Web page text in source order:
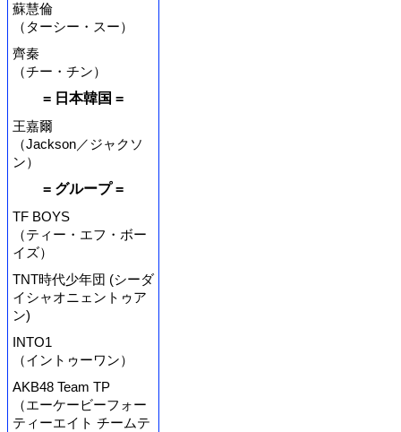
蘇慧倫
（ターシー・スー）
齊秦
（チー・チン）
= 日本韓国 =
王嘉爾
（Jackson／ジャクソ
ン）
= グループ =
TF BOYS
（ティー・エフ・ボー
イズ）
TNT時代少年団 (シーダ
イシャオニェントゥア
ン)
INTO1
（イントゥーワン）
AKB48 Team TP
（エーケービーフォー
ティーエイト チームテ